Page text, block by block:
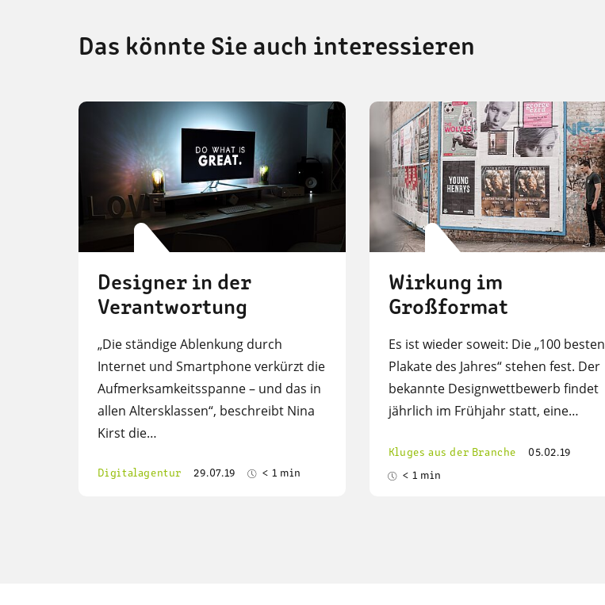
Das könnte Sie auch interessieren
Designer in der
Verantwortung
„Die ständige Ablenkung durch
Internet und Smartphone verkürzt die
Aufmerksamkeitsspanne – und das in
allen Altersklassen“, beschreibt Nina
Kirst die…
Digitalagentur 29.07.19 < 1 min
Wirkung im
Großformat
Es ist wieder soweit: Die „100 besten
Plakate des Jahres“ stehen fest. Der
bekannte Designwettbewerb findet
jährlich im Frühjahr statt, eine…
Kluges aus der Branche 05.02.19
< 1 min